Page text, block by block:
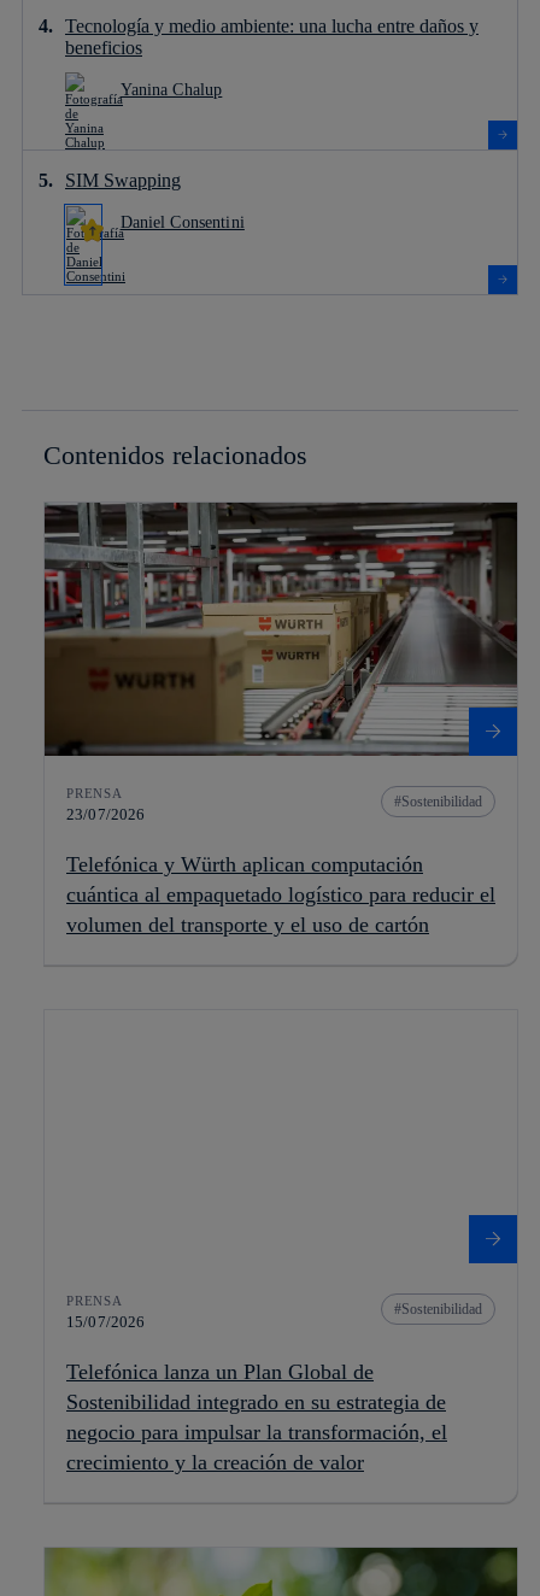
Tecnología y medio ambiente: una lucha entre daños y
beneficios
Yanina Chalup
SIM Swapping
Daniel Consentini
Contenidos relacionados
PRENSA
23/07/2026
Sostenibilidad
Telefónica y Würth aplican computación
cuántica al empaquetado logístico para reducir el
volumen del transporte y el uso de cartón
PRENSA
15/07/2026
Sostenibilidad
Telefónica lanza un Plan Global de
Sostenibilidad integrado en su estrategia de
negocio para impulsar la transformación, el
crecimiento y la creación de valor